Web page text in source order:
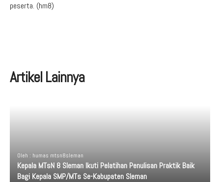
peserta. (hm8)
Artikel Lainnya
Oleh : humas mtsn8sleman
Kepala MTsN 8 Sleman Ikuti Pelatihan Penulisan Praktik Baik
Bagi Kepala SMP/MTs Se-Kabupaten Sleman